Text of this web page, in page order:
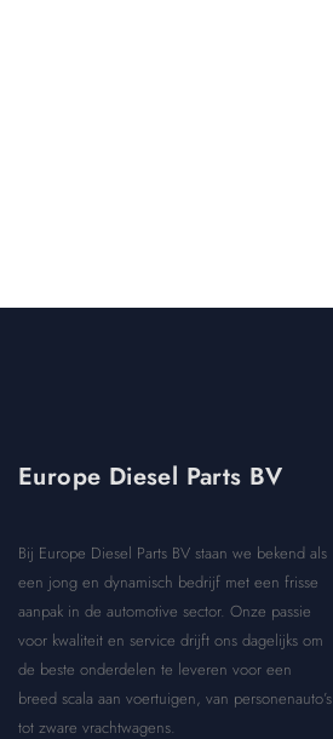
Europe Diesel Parts BV
Bij Europe Diesel Parts BV staan we bekend als
een jong en dynamisch bedrijf met een frisse
aanpak in de automotive sector. Onze passie
voor kwaliteit en service drijft ons dagelijks om
de beste onderdelen te leveren voor een
breed scala aan voertuigen, van personenauto’s
tot zware vrachtwagens.